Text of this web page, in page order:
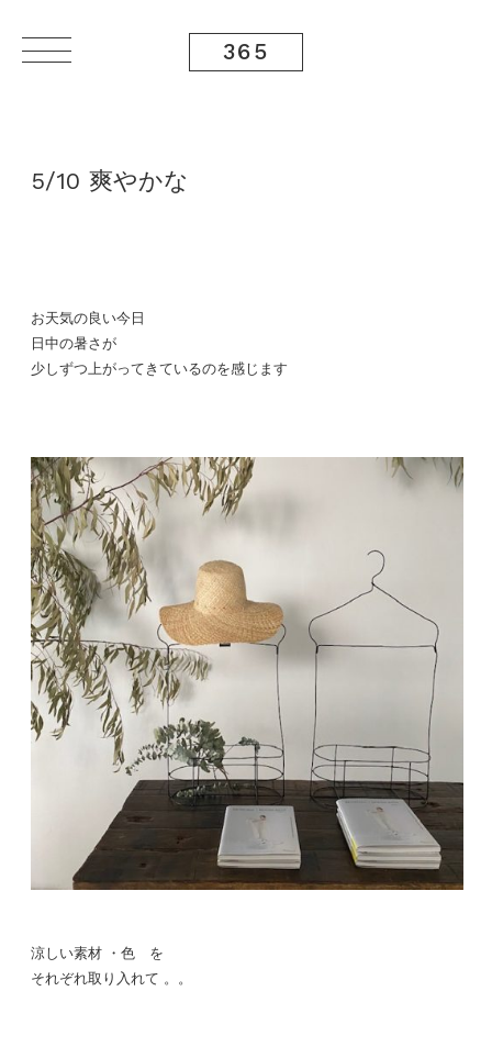
365
5/10 爽やかな
お天気の良い今日
日中の暑さが
少しずつ上がってきているのを感じます
涼しい素材 ・色 を
それぞれ取り入れて 。。